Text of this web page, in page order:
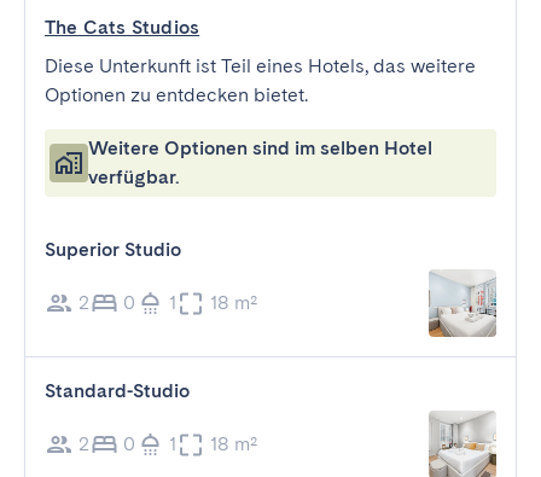
The Cats Studios
Diese Unterkunft ist Teil eines Hotels, das weitere
Optionen zu entdecken bietet.
Weitere Optionen sind im selben Hotel
verfügbar.
Superior Studio
2 0 1 18 m²
Standard-Studio
2 0 1 18 m²